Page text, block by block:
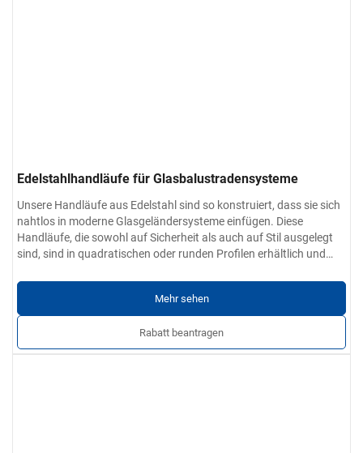
Edelstahlhandläufe für Glasbalustradensysteme
Unsere Handläufe aus Edelstahl sind so konstruiert, dass sie sich
nahtlos in moderne Glasgeländersysteme einfügen. Diese
Handläufe, die sowohl auf Sicherheit als auch auf Stil ausgelegt
sind, sind in quadratischen oder runden Profilen erhältlich und
Geschäftsräumen.
Material-Optionen:304 / 201 / 316 / 430 rostfreier Stahl
0,4 mm bis 5,0 mm
Oberflächenveredelung:Glatt, gratfrei und frei von Kratzern,
Dellen oder Rissen. Erhältlich in industrieller, gebürsteter oder
polierter Hochglanzausführung.
Mehr sehen
Rabatt beantragen